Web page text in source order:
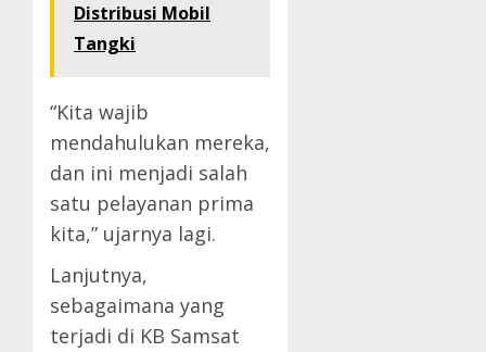
Distribusi Mobil
Tangki
“Kita wajib
mendahulukan mereka,
dan ini menjadi salah
satu pelayanan prima
kita,” ujarnya lagi.
Lanjutnya,
sebagaimana yang
terjadi di KB Samsat